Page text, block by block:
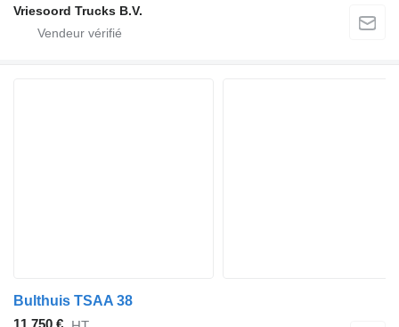
Vriesoord Trucks B.V.
Bulthuis TSAA 38
11.750 €